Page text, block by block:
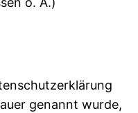
genannt wurde,